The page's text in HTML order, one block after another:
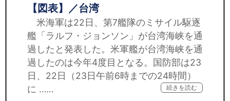
【図表】／台湾
米海軍は22日、第7艦隊のミサイル駆逐
艦「ラルフ・ジョンソン」が台湾海峡を通
過したと発表した。米軍艦が台湾海峡を通
過したのは今年4度目となる。国防部は23
日、22日（23日午前6時までの24時間）
に ……
続きを読む